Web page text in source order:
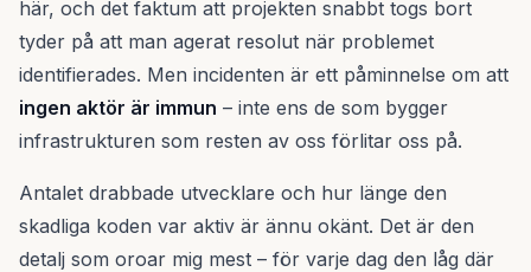
här, och det faktum att projekten snabbt togs bort
tyder på att man agerat resolut när problemet
identifierades. Men incidenten är ett påminnelse om att
ingen aktör är immun – inte ens de som bygger
infrastrukturen som resten av oss förlitar oss på.
Antalet drabbade utvecklare och hur länge den
skadliga koden var aktiv är ännu okänt. Det är den
detalj som oroar mig mest – för varje dag den låg där